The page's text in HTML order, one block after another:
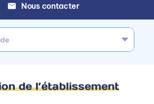
Nous contacter
de l’établissement